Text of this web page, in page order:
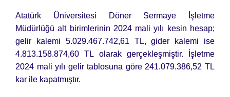
Atatürk Üniversitesi Döner Sermaye İşletme
Müdürlüğü alt birimlerinin 2024 mali yılı kesin hesap;
gelir kalemi 5.029.467.742,61 TL, gider kalemi ise
4.813.158.874,60 TL olarak gerçekleşmiştir. İşletme
2024 mali yılı gelir tablosuna göre 241.079.386,52 TL
kar ile kapatmıştır.